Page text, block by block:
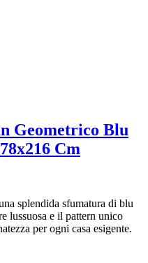
Geometrico Blu
Cm
splendida sfumatura di blu
lussuosa e il pattern unico
per ogni casa esigente.